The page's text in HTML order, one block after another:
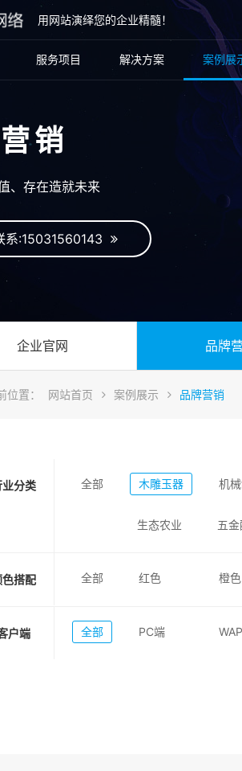
用网站演绎您的企业精髓！
服务项目 解决方案 案例展
销
、存在造就未来
系:15031560143
企业官网 品牌
位置： 网站首页 案例展示 品牌营销
业分类 全部 木雕玉器 机
生态农业 五
色搭配 全部 红色 橙色
户端 全部 PC端